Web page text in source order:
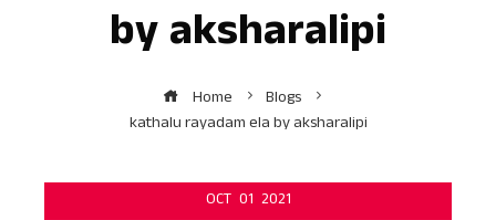
by aksharalipi
Home
Blogs
kathalu rayadam ela by aksharalipi
OCT 01 2021